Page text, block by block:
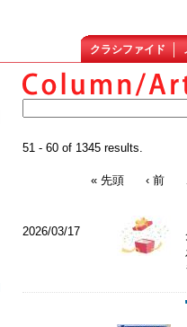
クラシファイド
51 - 60 of 1345 results.
« 先頭 ‹ 前
2026/03/17